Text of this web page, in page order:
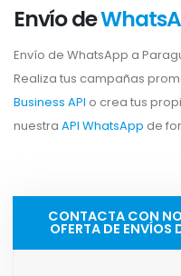
Envío de
Envío de WhatsApp a
Realiza tus campañas
Business API o crea tus
nuestra API WhatsApp de
CONTACTA CON
OFERTA DE ENVÍOS